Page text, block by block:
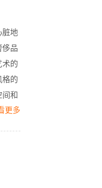
脏地
侈品
术的
格的
和
无论
更多